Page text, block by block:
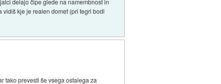
kje je realen domet (pri tegri bodi
tako prevesti še vsega ostalega za